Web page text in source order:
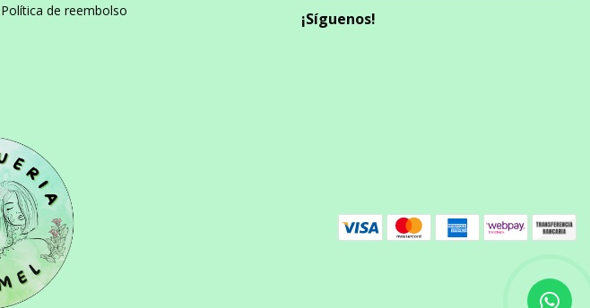
Política de reembolso
¡Síguenos!